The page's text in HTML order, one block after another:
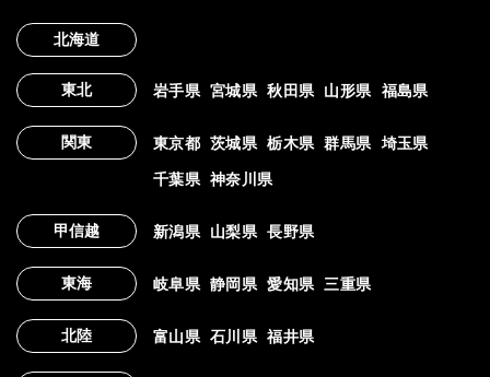
北海道
東北 岩手県 宮城県 秋田県 山形県 福島県
関東 東京都 茨城県 栃木県 群馬県 埼玉県
千葉県 神奈川県
甲信越 新潟県 山梨県 長野県
東海 岐阜県 静岡県 愛知県 三重県
北陸 富山県 石川県 福井県